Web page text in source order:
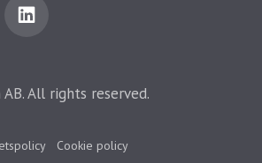
All rights reserved.
Cookie policy